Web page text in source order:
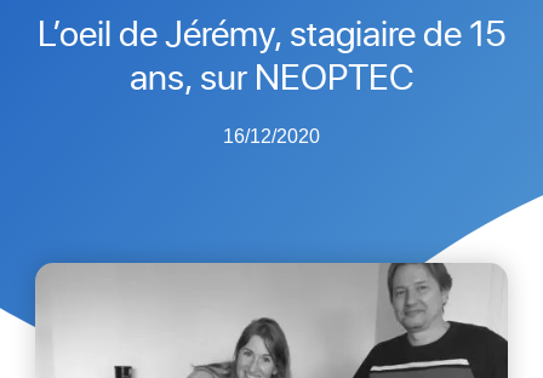
L’oeil de Jérémy, stagiaire de 15
ans, sur NEOPTEC
16/12/2020